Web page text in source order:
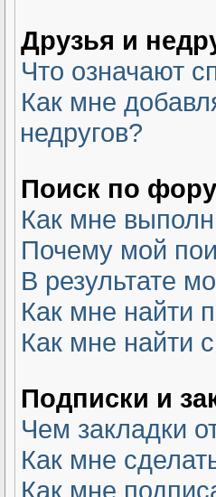
Друзья и
Что означают
Как мне
недругов?
Поиск по
Как мне
Почему мой
В результате
Как мне найти
Как мне найти
Подписки и
Чем закладки
Как мне
Как мне